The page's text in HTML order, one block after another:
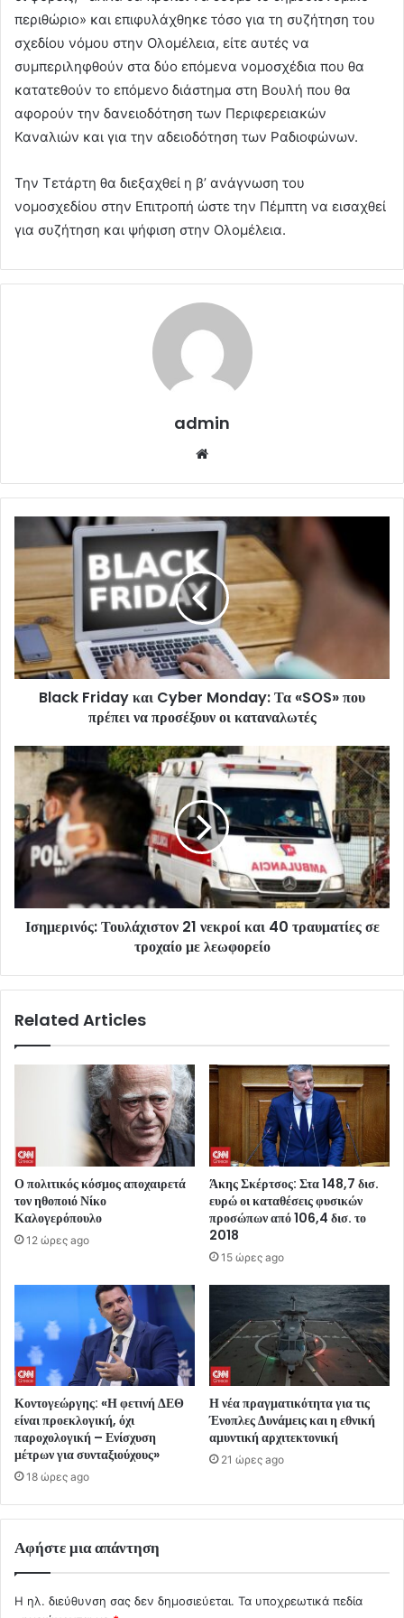
περιθώριο» και επιφυλάχθηκε τόσο για τη συζήτηση του
σχεδίου νόμου στην Ολομέλεια, είτε αυτές να
συμπεριληφθούν στα δύο επόμενα νομοσχέδια που θα
κατατεθούν το επόμενο διάστημα στη Βουλή που θα
αφορούν την δανειοδότηση των Περιφερειακών
Καναλιών και για την αδειοδότηση των Ραδιοφώνων.
Την Τετάρτη θα διεξαχθεί η β’ ανάγνωση του
νομοσχεδίου στην Επιτροπή ώστε την Πέμπτη να εισαχθεί
για συζήτηση και ψήφιση στην Ολομέλεια.
admin
Black Friday και Cyber Monday: Τα «SOS» που
πρέπει να προσέξουν οι καταναλωτές
Ισημερινός: Τουλάχιστον 21 νεκροί και 40 τραυματίες σε
τροχαίο με λεωφορείο
Related Articles
Ο πολιτικός κόσμος αποχαιρετά
τον ηθοποιό Νίκο
Καλογερόπουλο
12 ώρες ago
Άκης Σκέρτσος: Στα 148,7 δισ.
ευρώ οι καταθέσεις φυσικών
προσώπων από 106,4 δισ. το
2018
15 ώρες ago
Κοντογεώργης: «Η φετινή ΔΕΘ
είναι προεκλογική, όχι
παροχολογική – Ενίσχυση
μέτρων για συνταξιούχους»
18 ώρες ago
Η νέα πραγματικότητα για τις
Ένοπλες Δυνάμεις και η εθνική
αμυντική αρχιτεκτονική
21 ώρες ago
Αφήστε μια απάντηση
Η ηλ. διεύθυνση σας δεν δημοσιεύεται. Τα υποχρεωτικά πεδία